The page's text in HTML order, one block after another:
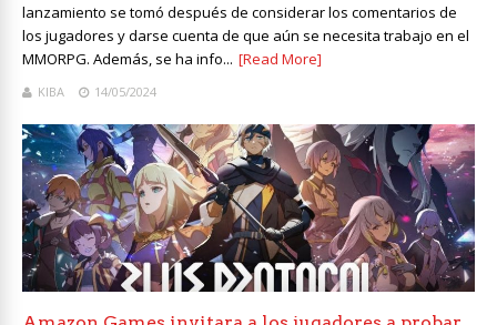
lanzamiento se tomó después de considerar los comentarios de
los jugadores y darse cuenta de que aún se necesita trabajo en el
MMORPG. Además, se ha info... [Read More]
KIBA 14/05/2024